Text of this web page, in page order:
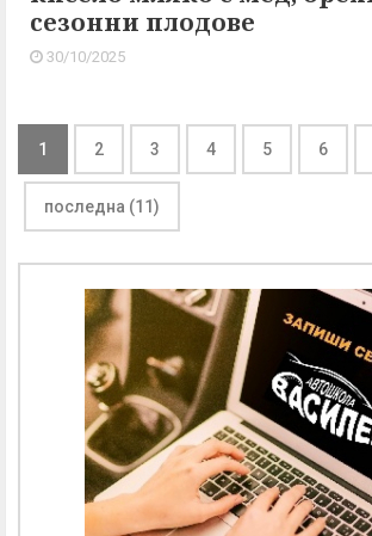
сезонни плодове
30/10/2025
1 2 3 4 5 6
последна (11)